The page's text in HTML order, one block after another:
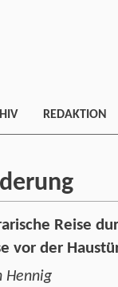
REDAKTION
Reise
vor der
Hennig